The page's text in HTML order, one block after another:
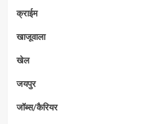
क्राईम
खाजूवाला
खेल
जयपुर
जॉब्स/कैरियर